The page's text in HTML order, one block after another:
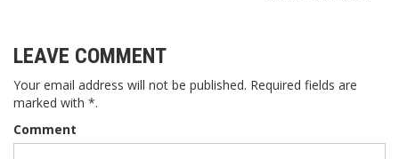
LEAVE COMMENT
Your email address will not be published. Required fields are
marked with *.
Comment